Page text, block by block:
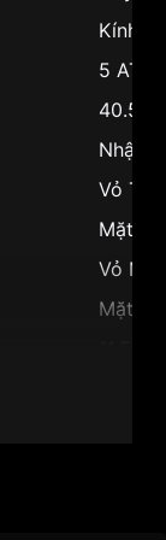
Kính
5 ATM
Nhật
Vỏ
Mặt
Vỏ
Mặt
Nam